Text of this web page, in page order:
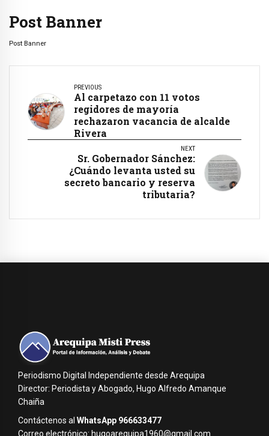
Post Banner
Post Banner
PREVIOUS
Al carpetazo con 11 votos
regidores de mayoría
rechazaron vacancia de alcalde
Rivera
NEXT
Sr. Gobernador Sánchez:
¿Cuándo levanta usted su
secreto bancario y reserva
tributaria?
Periodismo Digital Independiente desde Arequipa
Director: Periodista y Abogado, Hugo Alfredo Amanque
Chaiña
Contáctenos al WhatsApp 966633477
Correo electrónico: hugoarequipa1960@gmail.com